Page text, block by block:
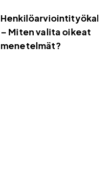
Henkilöarviointityökalut
– Miten valita oikeat
menetelmät?